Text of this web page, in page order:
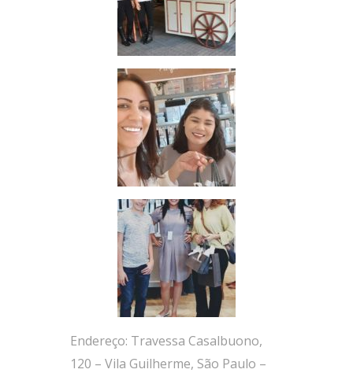
Endereço: Travessa Casalbuono,
120 – Vila Guilherme, São Paulo –